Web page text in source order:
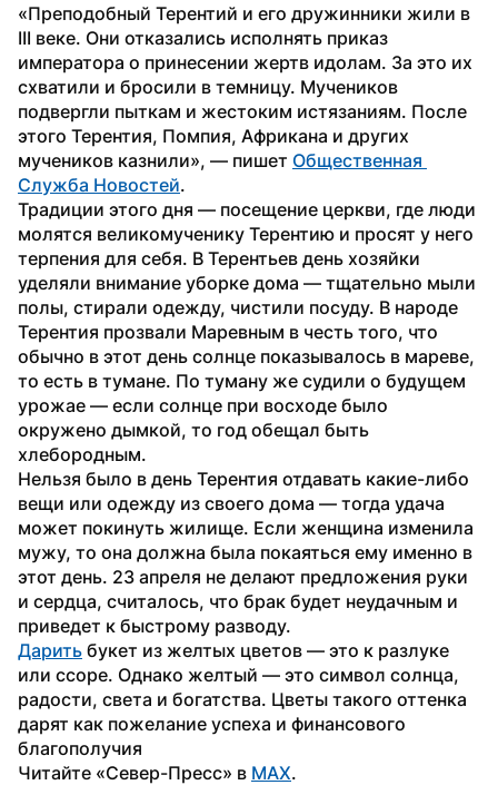
«Преподобный Терентий и его дружинники жили в
III веке. Они отказались исполнять приказ
императора о принесении жертв идолам. За это их
схватили и бросили в темницу. Мучеников
подвергли пыткам и жестоким истязаниям. После
этого Терентия, Помпия, Африкана и других
мучеников казнили», — пишет Общественная
Служба Новостей.
Традиции этого дня — посещение церкви, где люди
молятся великомученику Терентию и просят у него
терпения для себя. В Терентьев день хозяйки
уделяли внимание уборке дома — тщательно мыли
полы, стирали одежду, чистили посуду. В народе
Терентия прозвали Маревным в честь того, что
обычно в этот день солнце показывалось в мареве,
то есть в тумане. По туману же судили о будущем
урожае — если солнце при восходе было
окружено дымкой, то год обещал быть
хлебородным.
Нельзя было в день Терентия отдавать какие-либо
вещи или одежду из своего дома — тогда удача
может покинуть жилище. Если женщина изменила
мужу, то она должна была покаяться ему именно в
этот день. 23 апреля не делают предложения руки
и сердца, считалось, что брак будет неудачным и
приведет к быстрому разводу.
Дарить букет из желтых цветов — это к разлуке
или ссоре. Однако желтый — это символ солнца,
радости, света и богатства. Цветы такого оттенка
дарят как пожелание успеха и финансового
благополучия
Читайте «Север-Пресс» в MAX.